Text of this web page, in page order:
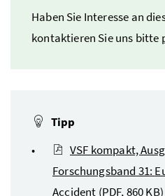
Haben Sie Interesse an
kontaktieren Sie uns bitte
Tipp
VSF kompakt,
Forschungsband 31:
Accident (PDF, 860 KB)